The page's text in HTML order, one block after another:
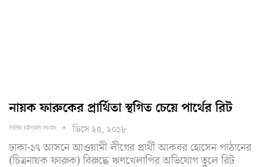
নায়ক ফারুকের প্রার্থিতা স্থগিত চেয়ে পার্থের রিট
দৈনিক চট্টগ্রাম সংবাদ ডিসে ২৫, ২০১৮
ঢাকা-১৭ আসনে আওয়ামী লীগের প্রার্থী আকবর হোসেন পাঠানের
(চিত্রনায়ক ফারুক) বিরুদ্ধে ঋণখেলাপির অভিযোগ তুলে রিট